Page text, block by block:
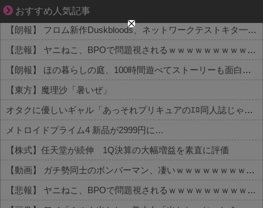
おすすめ人気記事
共感必至の“日常修羅場”短編集！
【朗報】 フロム新作Duskbloods、ネットワークテストキタ━━━━(゜∀゜)━━━━!!
【悲報】 ヤニねこ、BPOで問題視されるｗｗｗｗｗｗｗｗｗｗｗｗｗ
【朗報】 ほの暮らしの庭、100時間遊べてストーリーも面白いスタバレの上位互換だとまじで好評
【東方】魔理沙「暑いぜ」
オタクに優しいギャル「あっそれプリキュアのｴﾛ同人誌じゃんww♡」
メトロイドプライム4 新品が2999円に…
【株式】任天堂が続伸 1Q決算の大幅増益を素直に評価
【動画】 ガチ勢同士のボンバーマン、凄いｗｗｗｗｗｗｗｗｗｗｗｗ
【悲報】 ヤニねこ、BPOで問題視されるｗｗｗｗｗｗｗｗｗｗｗｗｗ